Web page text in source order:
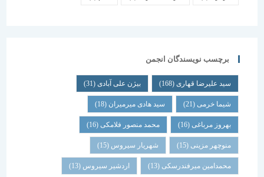
برچسب نویسندگان انجمن
سید علیرضا قهاری(168) بیژن علی آبادی(31)
شیما خرمی(21) سید هادی میرمیران(18)
بهروز مرباغی (16) محمد منصور فلامکی (16)
منوچهر مزینی(15) شهریار سیروس(15)
محمدامین میرفندرسکی(13) اردشیر سیروس(13)